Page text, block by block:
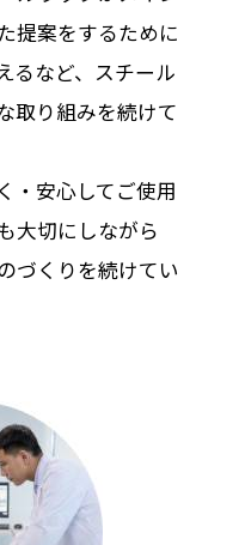
提案をするために
るなど、スチール
取り組みを続けて
・安心してご使用
大切にしながら
づくりを続けてい